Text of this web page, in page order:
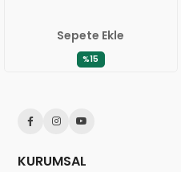
Sepete Ekle
KURUMSAL